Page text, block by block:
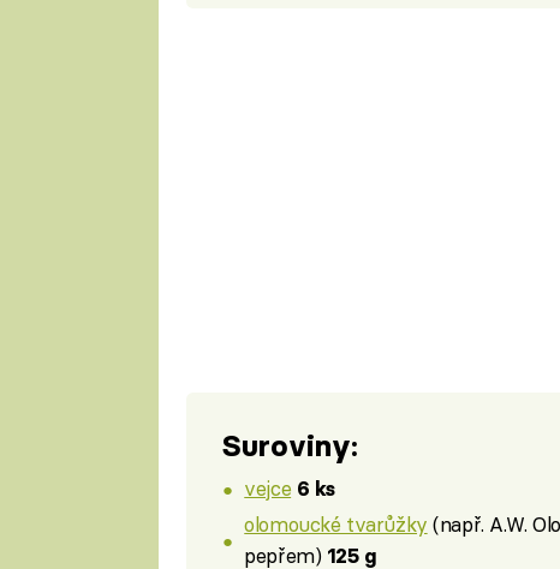
Suroviny:
vejce 6 ks
olomoucké tvarůžky (např. A.W.
pepřem) 125 g